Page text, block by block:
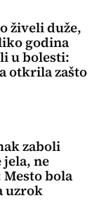
živeli duže,
godina
u bolesti:
otkrila zašto
zaboli
jela, ne
bola
uzrok